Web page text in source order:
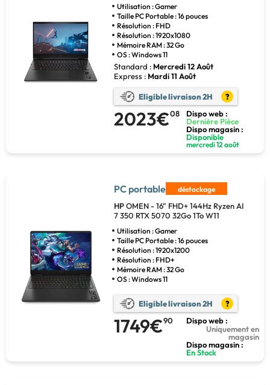
Utilisation : Gamer
Taille PC Portable : 16 pouces
Résolution : FHD
Résolution : 1920x1080
Mémoire RAM : 32 Go
OS : Windows 11
Standard : Mercredi 12 Août
Express : Mardi 11 Août
Eligible livraison 2H ?
2023€08
Dispo web :
Dernière Pièce
Dispo magasin :
Disponible
mercredi 12 août
PC portable déstockage
HPOMEN - 16" FHD+ 144Hz Ryzen AI
7 350 RTX 5070 32Go 1To W11
Utilisation : Gamer
Taille PC Portable : 16 pouces
Résolution : 1920x1200
Résolution : FHD+
Mémoire RAM : 32 Go
OS : Windows 11
Eligible livraison 2H ?
1749€90
Dispo web :
Uniquement en
magasin
Dispo magasin :
En Stock